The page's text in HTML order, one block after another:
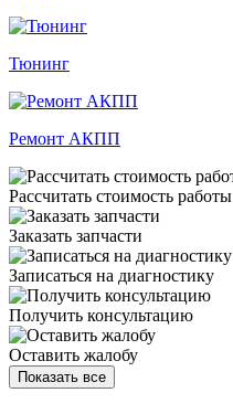
Тюнинг
Ремонт АКПП
Рассчитать стоимость работы
Заказать запчасти
Записаться на диагностику
Получить консультацию
Оставить жалобу
Показать все